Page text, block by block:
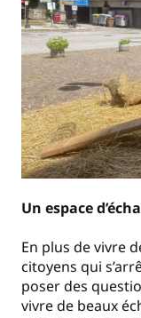
Un espace
En plus de vivre
citoyens qui
poser des
vivre de beaux